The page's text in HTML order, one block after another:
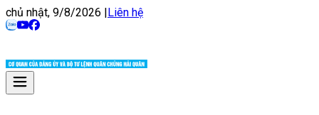
chủ nhật, 9/8/2026 |Liên hệ